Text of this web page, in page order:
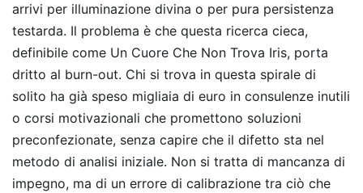
arrivi per illuminazione divina o per pura persistenza
testarda. Il problema è che questa ricerca cieca,
definibile come Un Cuore Che Non Trova Iris, porta
dritto al burn-out. Chi si trova in questa spirale di
solito ha già speso migliaia di euro in consulenze inutili
o corsi motivazionali che promettono soluzioni
preconfezionate, senza capire che il difetto sta nel
metodo di analisi iniziale. Non si tratta di mancanza di
impegno, ma di un errore di calibrazione tra ciò che